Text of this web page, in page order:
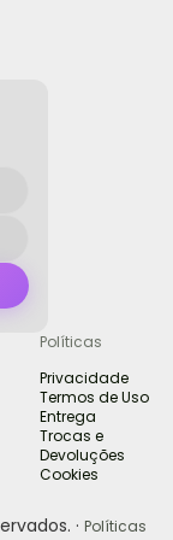
Políticas
Privacidade
Termos de Uso
Entrega
Trocas e
Devoluções
Cookies
· Políticas